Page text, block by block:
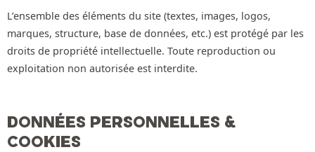
L’ensemble des éléments du site (textes, images, logos,
marques, structure, base de données, etc.) est protégé par les
droits de propriété intellectuelle. Toute reproduction ou
exploitation non autorisée est interdite.
DONNÉES PERSONNELLES &
COOKIES